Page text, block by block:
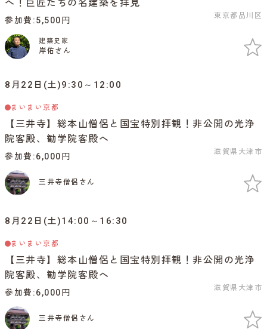
へ！巨匠たちの名建築を拝見
東京都品川区
参加費 5,500円
建築史家
岸佑さん
8月22日(土)9:30～12:00
まいまい京都
【三井寺】総本山僧侶と国宝特別拝観！非公開の光浄
院客殿、勧学院客殿へ
滋賀県大津市
参加費 6,000円
三井寺僧侶さん
8月22日(土)14:00～16:30
まいまい京都
【三井寺】総本山僧侶と国宝特別拝観！非公開の光浄
院客殿、勧学院客殿へ
滋賀県大津市
参加費 6,000円
三井寺僧侶さん